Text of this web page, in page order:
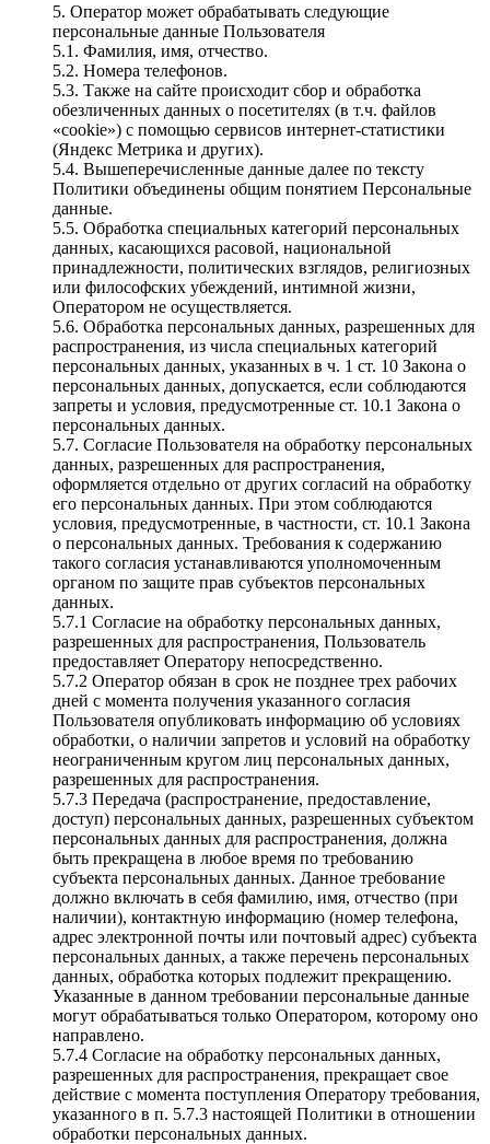
5. Оператор может обрабатывать следующие
персональные данные Пользователя
5.1. Фамилия, имя, отчество.
5.2. Номера телефонов.
5.3. Также на сайте происходит сбор и обработка
обезличенных данных о посетителях (в т.ч. файлов
«cookie») с помощью сервисов интернет-статистики
(Яндекс Метрика и других).
5.4. Вышеперечисленные данные далее по тексту
Политики объединены общим понятием Персональные
данные.
5.5. Обработка специальных категорий персональных
данных, касающихся расовой, национальной
принадлежности, политических взглядов, религиозных
или философских убеждений, интимной жизни,
Оператором не осуществляется.
5.6. Обработка персональных данных, разрешенных для
распространения, из числа специальных категорий
персональных данных, указанных в ч. 1 ст. 10 Закона о
персональных данных, допускается, если соблюдаются
запреты и условия, предусмотренные ст. 10.1 Закона о
персональных данных.
5.7. Согласие Пользователя на обработку персональных
данных, разрешенных для распространения,
оформляется отдельно от других согласий на обработку
его персональных данных. При этом соблюдаются
условия, предусмотренные, в частности, ст. 10.1 Закона
о персональных данных. Требования к содержанию
такого согласия устанавливаются уполномоченным
органом по защите прав субъектов персональных
данных.
5.7.1 Согласие на обработку персональных данных,
разрешенных для распространения, Пользователь
предоставляет Оператору непосредственно.
5.7.2 Оператор обязан в срок не позднее трех рабочих
дней с момента получения указанного согласия
Пользователя опубликовать информацию об условиях
обработки, о наличии запретов и условий на обработку
неограниченным кругом лиц персональных данных,
разрешенных для распространения.
5.7.3 Передача (распространение, предоставление,
доступ) персональных данных, разрешенных субъектом
персональных данных для распространения, должна
быть прекращена в любое время по требованию
субъекта персональных данных. Данное требование
должно включать в себя фамилию, имя, отчество (при
наличии), контактную информацию (номер телефона,
адрес электронной почты или почтовый адрес) субъекта
персональных данных, а также перечень персональных
данных, обработка которых подлежит прекращению.
Указанные в данном требовании персональные данные
могут обрабатываться только Оператором, которому оно
направлено.
5.7.4 Согласие на обработку персональных данных,
разрешенных для распространения, прекращает свое
действие с момента поступления Оператору требования,
указанного в п. 5.7.3 настоящей Политики в отношении
обработки персональных данных.